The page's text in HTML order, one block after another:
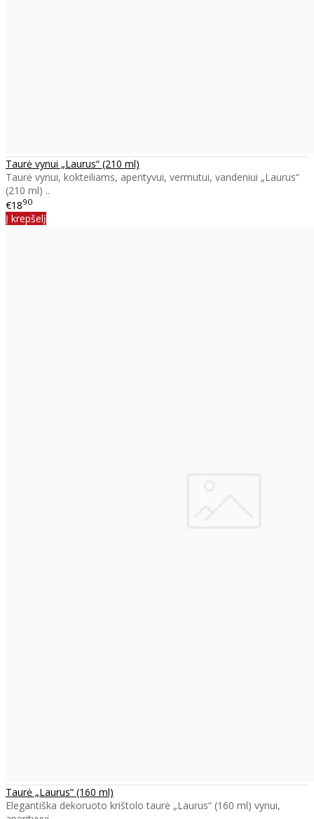
Taurė vynui „Laurus“ (210 ml)
Taurė vynui, kokteiliams, aperityvui, vermutui, vandeniui „Laurus“
(210 ml) ..
€1890
Į krepšelį
Taurė „Laurus“ (160 ml)
Elegantiška dekoruoto krištolo taurė „Laurus“ (160 ml) vynui,